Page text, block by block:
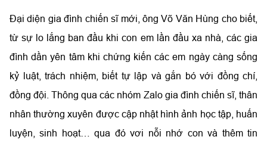
Đại diện gia đình chiến sĩ mới, ông Võ Văn Hùng cho biết,
từ sự lo lắng ban đầu khi con em lần đầu xa nhà, các gia
đình dần yên tâm khi chứng kiến các em ngày càng sống
kỷ luật, trách nhiệm, biết tự lập và gắn bó với đồng chí,
đồng đội. Thông qua các nhóm Zalo gia đình chiến sĩ, thân
nhân thường xuyên được cập nhật hình ảnh học tập, huấn
luyện, sinh hoạt… qua đó vơi nỗi nhớ con và thêm tin